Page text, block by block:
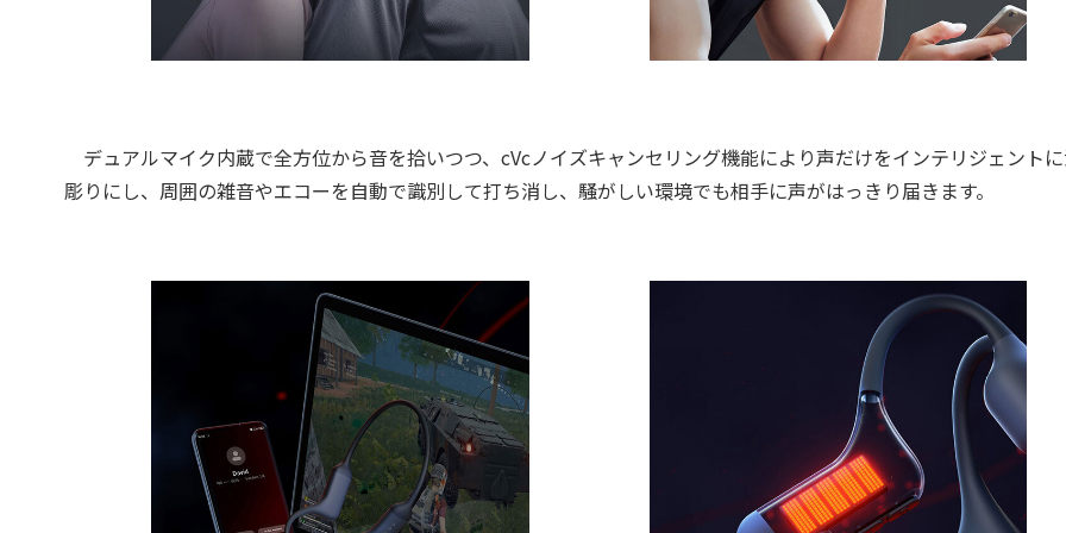
デュアルマイク内蔵で全方位から音を拾いつつ、cVcノイズキャンセリング機能により声だけをインテリジェント
彫りにし、周囲の雑音やエコーを自動で識別して打ち消し、騒がしい環境でも相手に声がはっきり届きます。